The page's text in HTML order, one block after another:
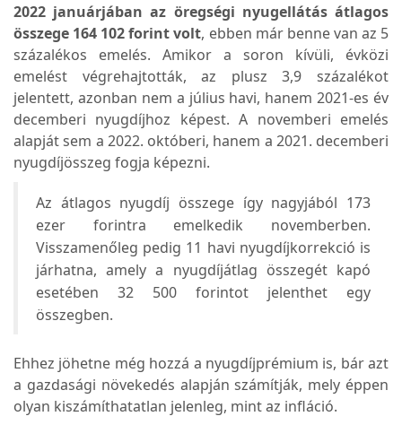
2022 januárjában az öregségi nyugellátás átlagos
összege 164 102 forint volt, ebben már benne van az 5
százalékos emelés. Amikor a soron kívüli, évközi
emelést végrehajtották, az plusz 3,9 százalékot
jelentett, azonban nem a július havi, hanem 2021-es év
decemberi nyugdíjhoz képest. A novemberi emelés
alapját sem a 2022. októberi, hanem a 2021. decemberi
nyugdíjösszeg fogja képezni.
Az átlagos nyugdíj összege így nagyjából 173
ezer forintra emelkedik novemberben.
Visszamenőleg pedig 11 havi nyugdíjkorrekció is
járhatna, amely a nyugdíjátlag összegét kapó
esetében 32 500 forintot jelenthet egy
összegben.
Ehhez jöhetne még hozzá a nyugdíjprémium is, bár azt
a gazdasági növekedés alapján számítják, mely éppen
olyan kiszámíthatatlan jelenleg, mint az infláció.